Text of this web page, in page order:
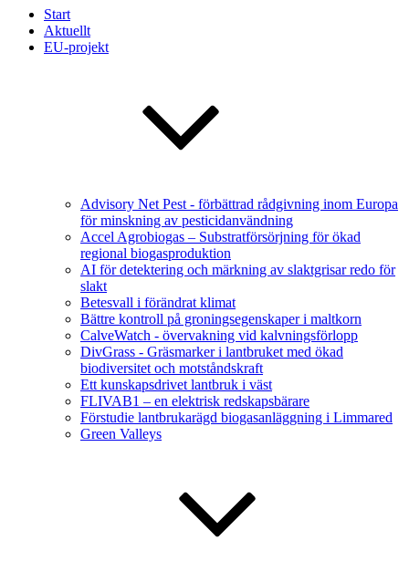
Start
Aktuellt
EU-projekt
Advisory Net Pest - förbättrad rådgivning inom Europa
för minskning av pesticidanvändning
Accel Agrobiogas – Substratförsörjning för ökad
regional biogasproduktion
AI för detektering och märkning av slaktgrisar redo för
slakt
Betesvall i förändrat klimat
Bättre kontroll på groningsegenskaper i maltkorn
CalveWatch - övervakning vid kalvningsförlopp
DivGrass - Gräsmarker i lantbruket med ökad
biodiversitet och motståndskraft
Ett kunskapsdrivet lantbruk i väst
FLIVAB1 – en elektrisk redskapsbärare
Förstudie lantbrukarägd biogasanläggning i Limmared
Green Valleys